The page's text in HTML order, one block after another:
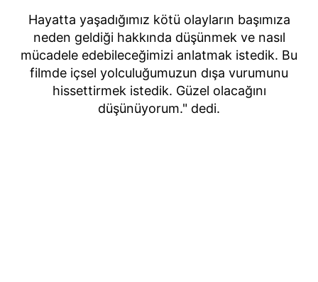
Hayatta yaşadığımız kötü olayların başımıza
neden geldiği hakkında düşünmek ve nasıl
mücadele edebileceğimizi anlatmak istedik. Bu
filmde içsel yolculuğumuzun dışa vurumunu
hissettirmek istedik. Güzel olacağını
düşünüyorum." dedi.